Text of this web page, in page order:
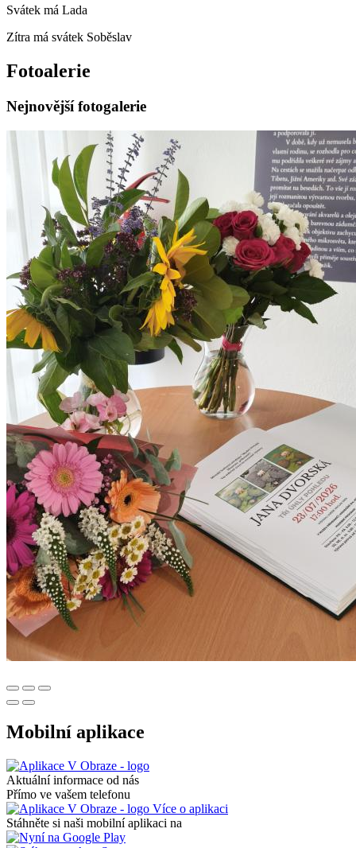
Svátek má Lada
Zítra má svátek Soběslav
Fotoalerie
Nejnovější fotogalerie
Mobilní aplikace
Aktuální informace od nás
Přímo ve vašem telefonu
Více o aplikaci
Stáhněte si naši mobilní aplikaci na